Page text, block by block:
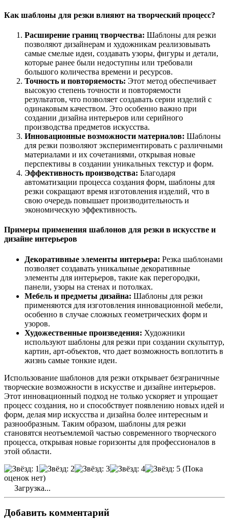
Как шаблоны для резки влияют на творческий процесс?
Расширение границ творчества: Шаблоны для резки
позволяют дизайнерам и художникам реализовывать
самые смелые идеи, создавать узоры, фигуры и детали,
которые ранее были недоступны или требовали
большого количества времени и ресурсов.
Точность и повторяемость: Этот метод обеспечивает
высокую степень точности и повторяемости
результатов, что позволяет создавать серии изделий с
одинаковым качеством. Это особенно важно при
создании дизайна интерьеров или серийного
производства предметов искусства.
Инновационные возможности материалов: Шаблоны
для резки позволяют экспериментировать с различными
материалами и их сочетаниями, открывая новые
перспективы в создании уникальных текстур и форм.
Эффективность производства: Благодаря
автоматизации процесса создания форм, шаблоны для
резки сокращают время изготовления изделий, что в
свою очередь повышает производительность и
экономическую эффективность.
Примеры применения шаблонов для резки в искусстве и
дизайне интерьеров
Декоративные элементы интерьера: Резка шаблонами
позволяет создавать уникальные декоративные
элементы для интерьеров, такие как перегородки,
панели, узоры на стенах и потолках.
Мебель и предметы дизайна: Шаблоны для резки
применяются для изготовления инновационной мебели,
особенно в случае сложных геометрических форм и
узоров.
Художественные произведения: Художники
используют шаблоны для резки при создании скульптур,
картин, арт-объектов, что дает возможность воплотить в
жизнь самые тонкие идеи.
Использование шаблонов для резки открывает безграничные
творческие возможности в искусстве и дизайне интерьеров.
Этот инновационный подход не только ускоряет и упрощает
процесс создания, но и способствует появлению новых идей и
форм, делая мир искусства и дизайна более интересным и
разнообразным. Таким образом, шаблоны для резки
становятся неотъемлемой частью современного творческого
процесса, открывая новые горизонты для профессионалов в
этой области.
(Пока
оценок нет)
Загрузка...
Добавить комментарий